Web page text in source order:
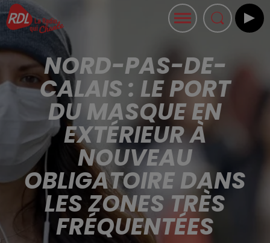
NORD-PAS-DE-
CALAIS : LE PORT
DU MASQUE EN
EXTÉRIEUR À
NOUVEAU
OBLIGATOIRE DANS
LES ZONES TRÈS
FRÉQUENTÉES